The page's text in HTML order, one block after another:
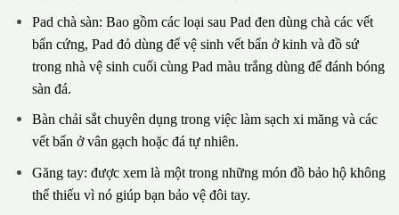
Pad chà sàn: Bao gồm các loại sau Pad đen dùng chà các vết
bẩn cứng, Pad đỏ dùng để vệ sinh vết bẩn ở kinh và đồ sứ
trong nhà vệ sinh cuối cùng Pad màu trắng dùng để đánh bóng
sàn đá.
Bàn chải sắt chuyên dụng trong việc làm sạch xi măng và các
vết bẩn ở vân gạch hoặc đá tự nhiên.
Găng tay: được xem là một trong những món đồ bảo hộ không
thể thiếu vì nó giúp bạn bảo vệ đôi tay.